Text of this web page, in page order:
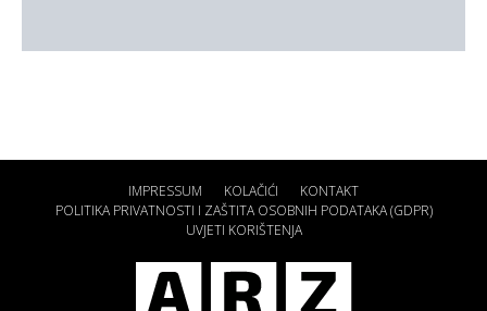
IMPRESSUM KOLAČIĆI
KONTAKT
POLITIKA PRIVATNOSTI I ZAŠTITA OSOBNIH PODATAKA (GDPR)
UVJETI KORIŠTENJA